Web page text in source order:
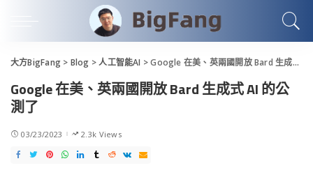
大方BigFang > Blog >人工智能AI >Google 在美、英兩國開放 Bard 生成式 AI 的公測了
Google 在美、英兩國開放 Bard 生成式 AI 的公
測了
03/23/2023 2.3k Views